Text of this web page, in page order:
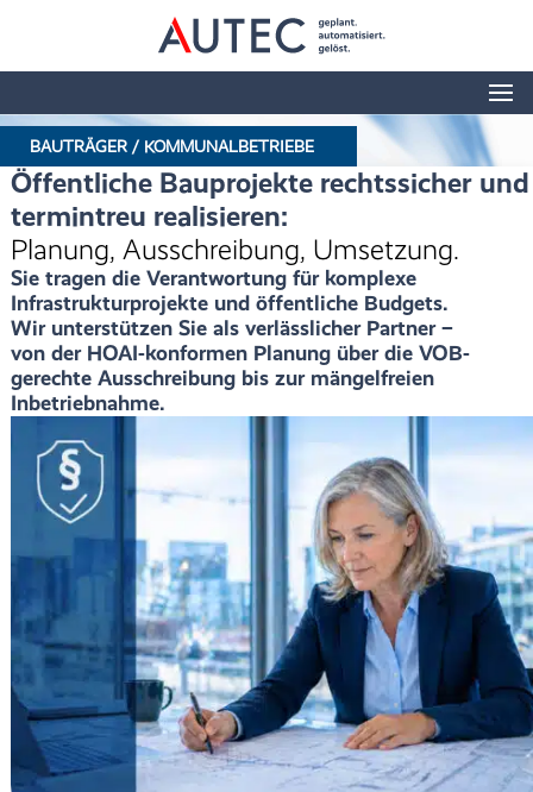
BAUTRÄGER / KOMMUNALBETRIEBE
Öffentliche Bauprojekte rechtssicher und
termintreu realisieren:
Planung, Ausschreibung, Umsetzung.
Sie tragen die Verantwortung für komplexe
Infrastrukturprojekte und öffentliche Budgets.
Wir unterstützen Sie als verlässlicher Partner –
von der HOAI-konformen Planung über die VOB-
gerechte Ausschreibung bis zur mängelfreien
Inbetriebnahme.